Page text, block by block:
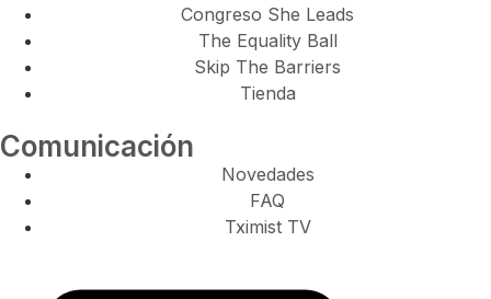
Congreso She Leads
The Equality Ball
Skip The Barriers
Tienda
Comunicación
Novedades
FAQ
Tximist TV